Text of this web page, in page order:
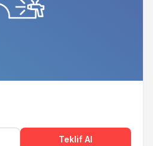
Teklif Al